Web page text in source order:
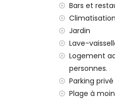
internet
service
avec
Installations
lit bébé/
Bars et
Jardin
Lave-
Logement
personnes.
Parking privé
Plage à